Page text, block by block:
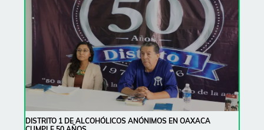
DISTRITO 1 DE ALCOHÓLICOS ANÓNIMOS EN OAXACA